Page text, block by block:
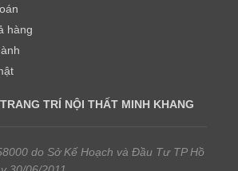
hàng
TRÍ NỘI THẤT MINH KHANG
do Sở Kế Hoạch và Đầu Tư TP Hồ